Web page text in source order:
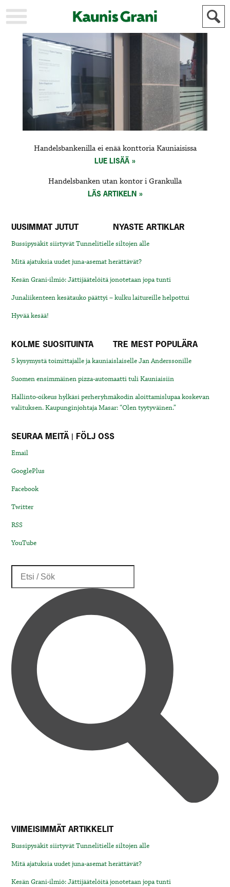
KAUPUNKI
STADEN
AJANKOHTAISTA
AKTUELLT
URHEILU
IDROTT
KULTTUURI
HISTORIA
HISTORIA
ALLMÄN
MAINOSTAJILLE
FÖR
ANNONSÖRER
Handelsbankenilla ei enää konttoria Kauniaisissa
LUE LISÄÄ
Handelsbanken utan kontor i Grankulla
LÄS ARTIKELN
UUSIMMAT JUTUT NYASTE ARTIKLAR
Bussipysäkit siirtyvät Tunnelitielle siltojen alle
Mitä ajatuksia uudet juna-asemat herättävät?
Kesän Grani-ilmiö: Jättijäätelöitä jonotetaan jopa tunti
Junaliikenteen kesätauko päättyi – kulku laitureille helpottui
Hyvää kesää!
KOLME SUOSITUINTA TRE MEST POPULÄRA
5 kysymystä toimittajalle ja kauniaislaiselle Jan Anderssonille
Suomen ensimmäinen pizza-automaatti tuli Kauniaisiin
Hallinto-oikeus hylkäsi perheryhmäkodin aloittamislupaa koskevan
valituksen. Kaupunginjohtaja Masar: “Olen tyytyväinen.”
SEURAA MEITÄ | FÖLJ OSS
Email
GooglePlus
Facebook
Twitter
RSS
YouTube
VIIMEISIMMÄT ARTIKKELIT
Bussipysäkit siirtyvät Tunnelitielle siltojen alle
Mitä ajatuksia uudet juna-asemat herättävät?
Kesän Grani-ilmiö: Jättijäätelöitä jonotetaan jopa tunti